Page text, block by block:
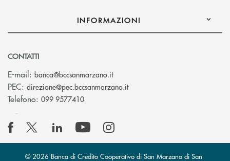
INFORMAZIONI
CONTATTI
E-mail: banca@bccsanmarzano.it(si apre l’app di posta
PEC: direzione@pec.bccsanmarzano.it(si apre l’app di posta
Telefono: 099 9577410
© 2026 Banca di Credito Cooperativo di San Marzano di San